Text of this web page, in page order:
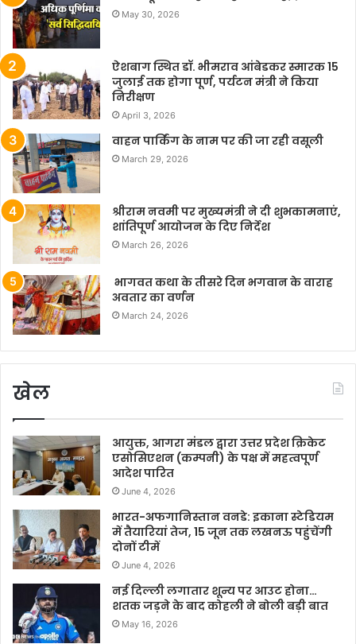
May 30, 2026
ऐशबाग स्थित डॉ. भीमराव आंबेडकर स्मारक 15
जुलाई तक होगा पूर्ण, पर्यटन मंत्री ने किया
निरीक्षण
April 3, 2026
वाहन पार्किंग के नाम पर की जा रही वसूली
March 29, 2026
श्रीराम नवमी पर मुख्यमंत्री ने दी शुभकामनाएं,
शांतिपूर्ण आयोजन के दिए निर्देश
March 26, 2026
भागवत कथा के तीसरे दिन भगवान के वाराह
अवतार का वर्णन
March 24, 2026
खेल
आयुक्त, आगरा मंडल द्वारा उत्तर प्रदेश क्रिकेट
एसोसिएशन (कम्पनी) के पक्ष में महत्वपूर्ण
आदेश पारित
June 4, 2026
भारत-अफगानिस्तान वनडे: इकाना स्टेडियम
में तैयारियां तेज, 15 जून तक लखनऊ पहुंचेंगी
दोनों टीमें
June 4, 2026
नई दिल्ली लगातार शून्य पर आउट होना…
शतक जड़ने के बाद कोहली ने बोली बड़ी बात
May 16, 2026